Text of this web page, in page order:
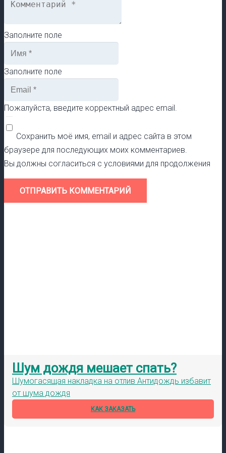
Заполните поле
Заполните поле
Пожалуйста, введите корректный адрес email.
Сохранить моё имя, email и адрес сайта в этом
браузере для последующих моих комментариев.
Вы должны согласиться с условиями для продолжения
ОТПРАВИТЬ КОММЕНТАРИЙ
Шум дождя мешает спать?
Шумогасящая накладка на отлив Антидождь избавит
от шума дождя
КАК ЗАКАЗАТЬ